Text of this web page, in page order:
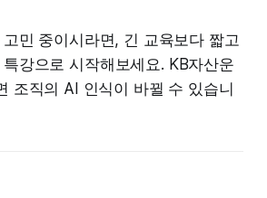
민 중이시라면, 긴 교육보다 짧고
강으로 시작해보세요. KB자산운
조직의 AI 인식이 바뀔 수 있습니